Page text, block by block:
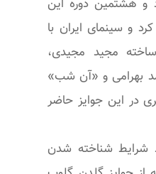
و سینمای ایران با
مجید مجیدی،
بهرامی و «آن شب»
در این جوایز حاضر
شرایط شناخته شدن